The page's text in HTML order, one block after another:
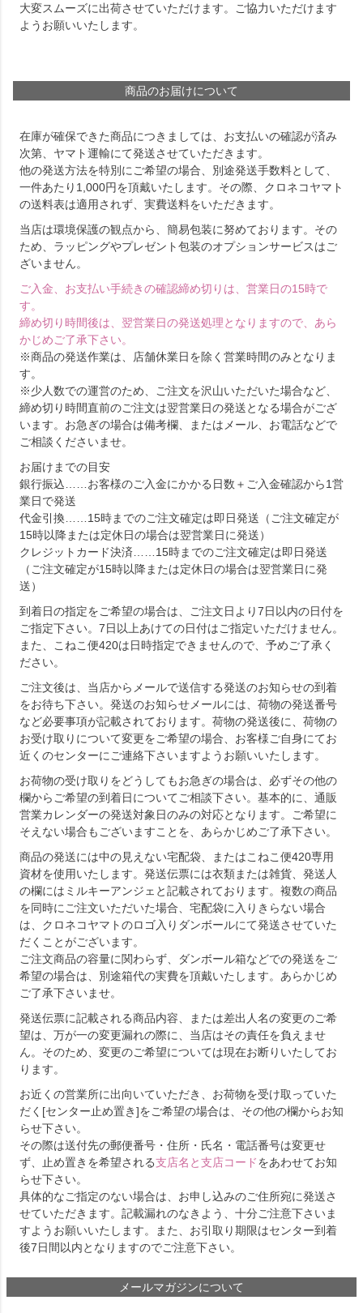
大変スムーズに出荷させていただけます。ご協力いただけます
ようお願いいたします。
商品のお届けについて
在庫が確保できた商品につきましては、お支払いの確認が済み
次第、ヤマト運輸にて発送させていただきます。
他の発送方法を特別にご希望の場合、別途発送手数料として、
一件あたり1,000円を頂戴いたします。その際、クロネコヤマト
の送料表は適用されず、実費送料をいただきます。
当店は環境保護の観点から、簡易包装に努めております。その
ため、ラッピングやプレゼント包装のオプションサービスはご
ざいません。
ご入金、お支払い手続きの確認締め切りは、営業日の15時で
す。
締め切り時間後は、翌営業日の発送処理となりますので、あら
かじめご了承下さい。
※商品の発送作業は、店舗休業日を除く営業時間のみとなりま
す。
※少人数での運営のため、ご注文を沢山いただいた場合など、
締め切り時間直前のご注文は翌営業日の発送となる場合がござ
います。お急ぎの場合は備考欄、またはメール、お電話などで
ご相談くださいませ。
お届けまでの目安
銀行振込……お客様のご入金にかかる日数＋ご入金確認から1営
業日で発送
代金引換……15時までのご注文確定は即日発送（ご注文確定が
15時以降または定休日の場合は翌営業日に発送）
クレジットカード決済……15時までのご注文確定は即日発送
（ご注文確定が15時以降または定休日の場合は翌営業日に発
送）
到着日の指定をご希望の場合は、ご注文日より7日以内の日付を
ご指定下さい。7日以上あけての日付はご指定いただけません。
また、こねこ便420は日時指定できませんので、予めご了承く
ださい。
ご注文後は、当店からメールで送信する発送のお知らせの到着
をお待ち下さい。発送のお知らせメールには、荷物の発送番号
など必要事項が記載されております。荷物の発送後に、荷物の
お受け取りについて変更をご希望の場合、お客様ご自身にてお
近くのセンターにご連絡下さいますようお願いいたします。
お荷物の受け取りをどうしてもお急ぎの場合は、必ずその他の
欄からご希望の到着日についてご相談下さい。基本的に、通販
営業カレンダーの発送対象日のみの対応となります。ご希望に
そえない場合もございますことを、あらかじめご了承下さい。
商品の発送には中の見えない宅配袋、またはこねこ便420専用
資材を使用いたします。発送伝票には衣類または雑貨、発送人
の欄にはミルキーアンジェと記載されております。複数の商品
を同時にご注文いただいた場合、宅配袋に入りきらない場合
は、クロネコヤマトのロゴ入りダンボールにて発送させていた
だくことがございます。
ご注文商品の容量に関わらず、ダンボール箱などでの発送をご
希望の場合は、別途箱代の実費を頂戴いたします。あらかじめ
ご了承下さいませ。
発送伝票に記載される商品内容、または差出人名の変更のご希
望は、万が一の変更漏れの際に、当店はその責任を負えませ
ん。そのため、変更のご希望については現在お断りいたしてお
ります。
お近くの営業所に出向いていただき、お荷物を受け取っていた
だく[センター止め置き]をご希望の場合は、その他の欄からお知
らせ下さい。
その際は送付先の郵便番号・住所・氏名・電話番号は変更せ
ず、止め置きを希望される支店名と支店コードをあわせてお知
らせ下さい。
具体的なご指定のない場合は、お申し込みのご住所宛に発送さ
せていただきます。記載漏れのなきよう、十分ご注意下さいま
すようお願いいたします。また、お引取り期限はセンター到着
後7日間以内となりますのでご注意下さい。
メールマガジンについて